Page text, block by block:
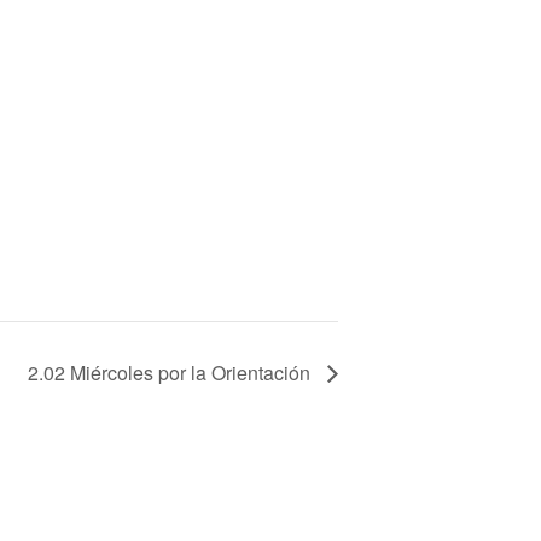
2.02 Miércoles por la Orientación